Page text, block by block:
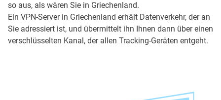
so aus, als wären Sie in Griechenland.
Ein VPN-Server in Griechenland erhält Datenverkehr, der an
Sie adressiert ist, und übermittelt ihn Ihnen dann über einen
verschlüsselten Kanal, der allen Tracking-Geräten entgeht.